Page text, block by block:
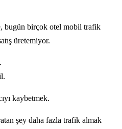
bugün birçok otel mobil trafik
üretemiyor.
kaybetmek.
şey daha fazla trafik almak